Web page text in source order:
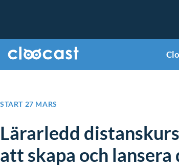
START 27 MARS
Lärarledd
att skapa och